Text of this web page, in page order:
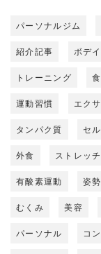
パーソナルジム
紹介記事 ボデ
トレーニング
運動習慣 エク
タンパク質 セ
外食 ストレッチ
有酸素運動 姿
むくみ 美容
パーソナル コ